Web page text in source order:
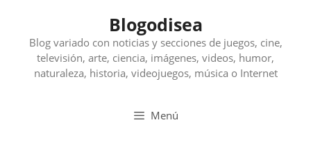
contenido
Blogodisea
Blog variado con noticias y secciones de juegos, cine,
televisión, arte, ciencia, imágenes, videos, humor,
naturaleza, historia, videojuegos, música o Internet
Menú